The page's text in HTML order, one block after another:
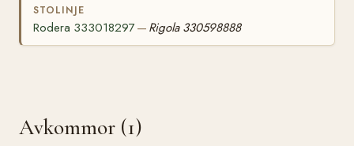
STOLINJE
Rodera 333018297 — Rigola 330598888
Avkommor (1)